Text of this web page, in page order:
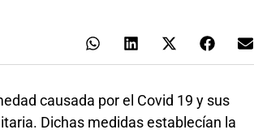
causada por el Covid 19 y sus
Dichas medidas establecían la